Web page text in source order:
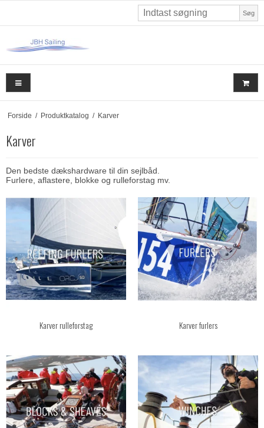
Søg
Forside / Produktkatalog / Karver
Karver
Den bedste dækshardware til din sejlbåd.
Furlere, aflastere, blokke og rulleforstag mv.
Karver rulleforstag Karver furlers